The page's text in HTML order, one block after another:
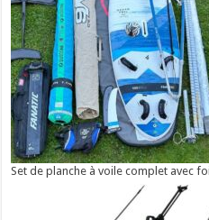
Set de planche à voile complet avec